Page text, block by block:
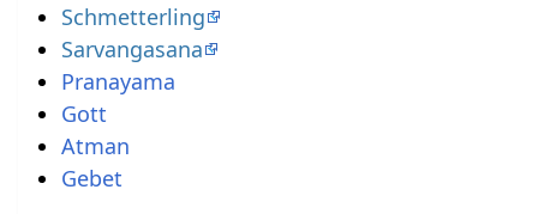
Schmetterling
Sarvangasana
Pranayama
Gott
Atman
Gebet